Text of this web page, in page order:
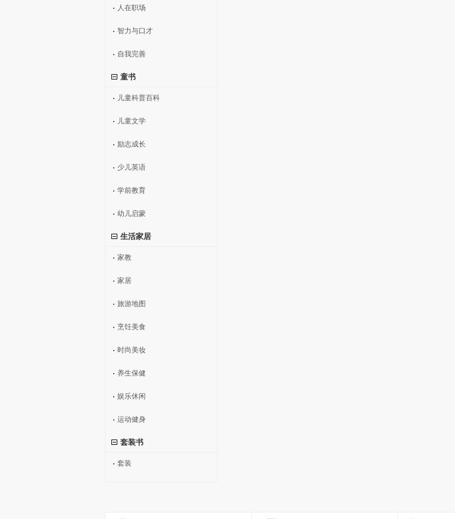
人在职场
智力与口才
自我完善
童书
儿童科普百科
儿童文学
励志成长
少儿英语
学前教育
幼儿启蒙
生活家居
家教
家居
旅游地图
烹饪美食
时尚美妆
养生保健
娱乐休闲
运动健身
套装书
套装